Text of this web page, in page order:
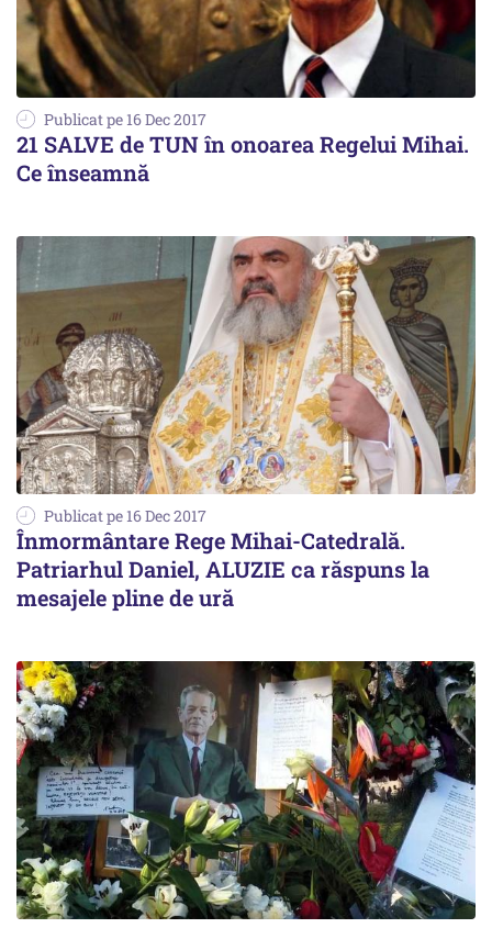
Publicat pe 16 Dec 2017
21 SALVE de TUN în onoarea Regelui Mihai.
Ce înseamnă
Publicat pe 16 Dec 2017
Înmormântare Rege Mihai-Catedrală.
Patriarhul Daniel, ALUZIE ca răspuns la
mesajele pline de ură